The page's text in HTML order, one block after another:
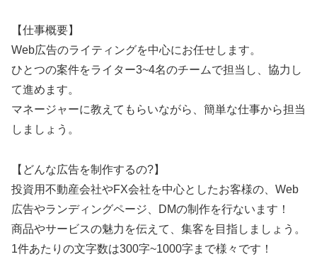
【仕事概要】
Web広告のライティングを中心にお任せします。
ひとつの案件をライター3~4名のチームで担当し、協力し
て進めます。
マネージャーに教えてもらいながら、簡単な仕事から担当
しましょう。
【どんな広告を制作するの?】
投資用不動産会社やFX会社を中心としたお客様の、Web
広告やランディングページ、DMの制作を行ないます！
商品やサービスの魅力を伝えて、集客を目指しましょう。
1件あたりの文字数は300字~1000字まで様々です！